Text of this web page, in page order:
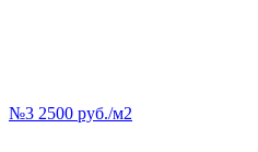
№3 2500 руб./м2